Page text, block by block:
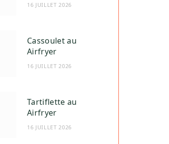
16 JUILLET 2026
Cassoulet au
Airfryer
16 JUILLET 2026
Tartiflette au
Airfryer
16 JUILLET 2026